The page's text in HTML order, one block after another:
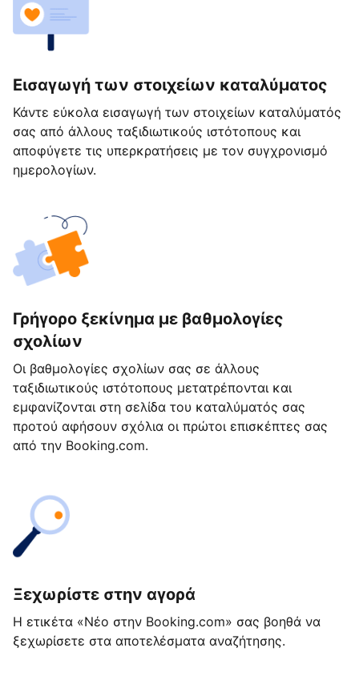
Εισαγωγή των στοιχείων καταλύματος
Κάντε εύκολα εισαγωγή των στοιχείων καταλύματός
σας από άλλους ταξιδιωτικούς ιστότοπους και
αποφύγετε τις υπερκρατήσεις με τον συγχρονισμό
ημερολογίων.
Γρήγορο ξεκίνημα με βαθμολογίες
σχολίων
Οι βαθμολογίες σχολίων σας σε άλλους
ταξιδιωτικούς ιστότοπους μετατρέπονται και
εμφανίζονται στη σελίδα του καταλύματός σας
προτού αφήσουν σχόλια οι πρώτοι επισκέπτες σας
από την Booking.com.
Ξεχωρίστε στην αγορά
Η ετικέτα «Νέο στην Booking.com» σας βοηθά να
ξεχωρίσετε στα αποτελέσματα αναζήτησης.